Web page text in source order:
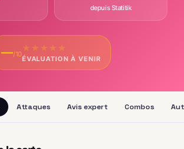
depuis Statitik
—/10
★ ★ ★ ★ ★
ÉVALUATION À VENIR
Attaques Avis expert Combos